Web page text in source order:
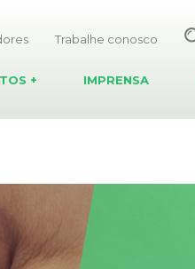
Trabalhe conosco
+ IMPRENSA